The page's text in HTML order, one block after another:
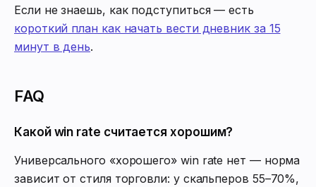
Если не знаешь, как подступиться — есть
короткий план как начать вести дневник за 15
минут в день.
FAQ
Какой win rate считается хорошим?
Универсального «хорошего» win rate нет — норма
зависит от стиля торговли: у скальперов 55–70%,